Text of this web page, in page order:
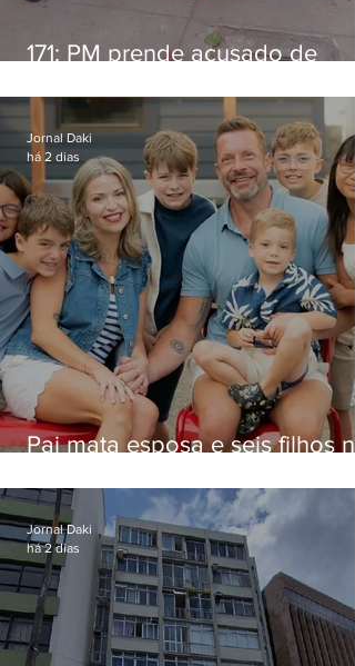
171: PM prende acusado de
Niterói
Pai mata esposa e seis filhos
Jornal Daki
há 2 dias
Jornal Daki
há 2 dias